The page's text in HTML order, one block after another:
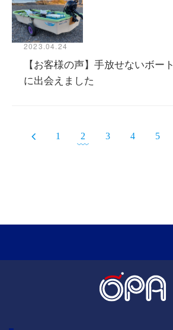
2023.04.24
【お客様の声】手放せないボート
に出会えました
1 2 3 4 5